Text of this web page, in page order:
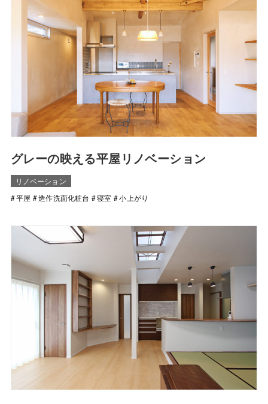
グレーの映える平屋リノベーション
リノベーション
平屋
造作洗面化粧台 寝室 小上がり